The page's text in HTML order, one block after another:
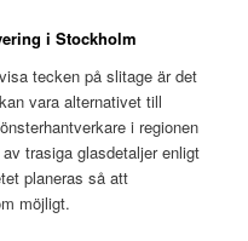
i Stockholm
tecken på slitage är det
vara alternativet till
i regionen
trasiga glasdetaljer enligt
planeras så att
möjligt.